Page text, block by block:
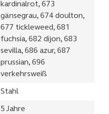
kardinalrot, 673
gänsegrau, 674 doulton,
677 tickleweed, 681
fuchsia, 682 dijon, 683
sevilla, 686 azur, 687
prussian, 696
verkehrsweiß
Stahl
5 Jahre